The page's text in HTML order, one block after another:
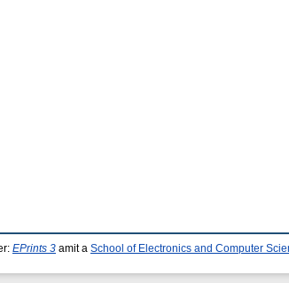
EPrints 3 amit a School of Electronics and Computer